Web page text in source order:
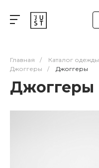
Главная / Каталог одежды
Джоггеры
/ Джоггеры
Джоггеры